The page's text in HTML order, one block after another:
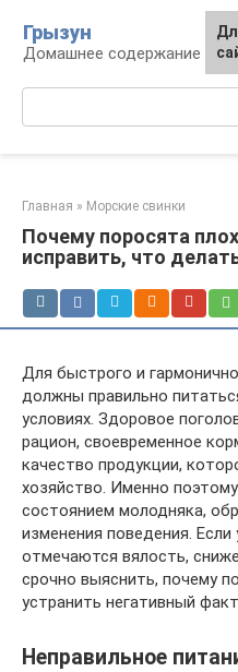
контенту
Грызун
Домашнее содержание
Главная » Морские свинки
Почему поросята
исправить, что
Для быстрого и
должны правильно
условиях. Здоровое
рацион, своевременное
качество продукции,
хозяйство. Именно
состоянием молодняка,
изменения поведения.
отмечаются вялость,
срочно выяснить, почему
устранить негативный
Неправильное